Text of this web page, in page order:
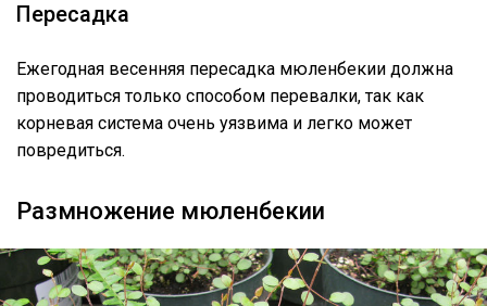
Пересадка
Ежегодная весенняя пересадка мюленбекии должна
проводиться только способом перевалки, так как
корневая система очень уязвима и легко может
повредиться.
Размножение мюленбекии